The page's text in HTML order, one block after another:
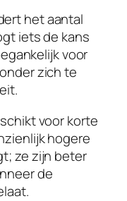
het aantal
iets de kans
voor
zich te
voor korte
hogere
ze zijn beter
de